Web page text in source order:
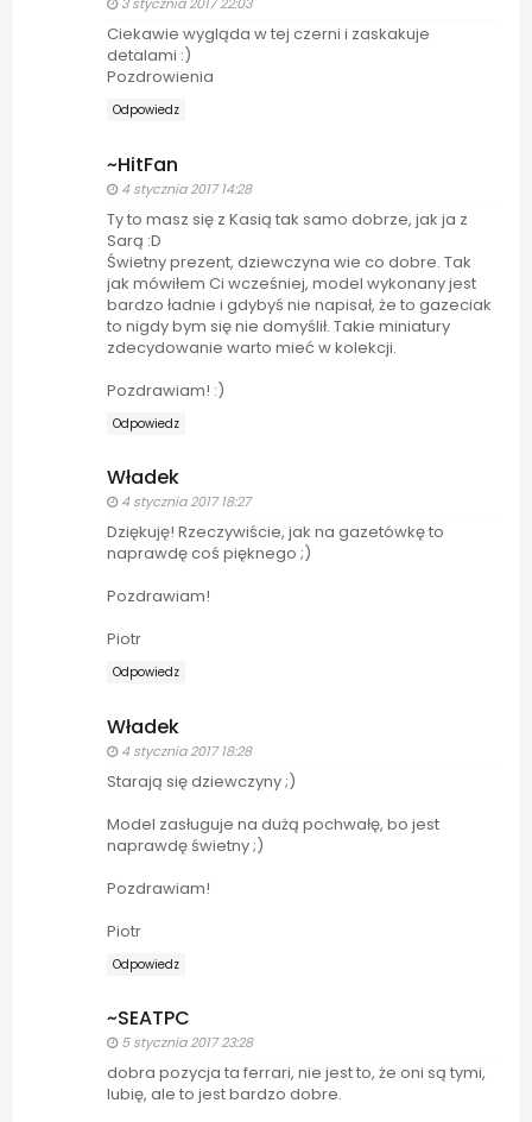
3 stycznia 2017 22:03
Ciekawie wygląda w tej czerni i zaskakuje
detalami :)
Pozdrowienia
Odpowiedz
~HitFan
4 stycznia 2017 14:28
Ty to masz się z Kasią tak samo dobrze, jak ja z
Sarą :D
Świetny prezent, dziewczyna wie co dobre. Tak
jak mówiłem Ci wcześniej, model wykonany jest
bardzo ładnie i gdybyś nie napisał, że to gazeciak
to nigdy bym się nie domyślił. Takie miniatury
zdecydowanie warto mieć w kolekcji.
Pozdrawiam! :)
Odpowiedz
Władek
4 stycznia 2017 18:27
Dziękuję! Rzeczywiście, jak na gazetówkę to
naprawdę coś pięknego ;)
Pozdrawiam!
Piotr
Odpowiedz
Władek
4 stycznia 2017 18:28
Starają się dziewczyny ;)
Model zasługuje na dużą pochwałę, bo jest
naprawdę świetny ;)
Pozdrawiam!
Piotr
Odpowiedz
~SEATPC
5 stycznia 2017 23:28
dobra pozycja ta ferrari, nie jest to, że oni są tymi,
lubię, ale to jest bardzo dobre.